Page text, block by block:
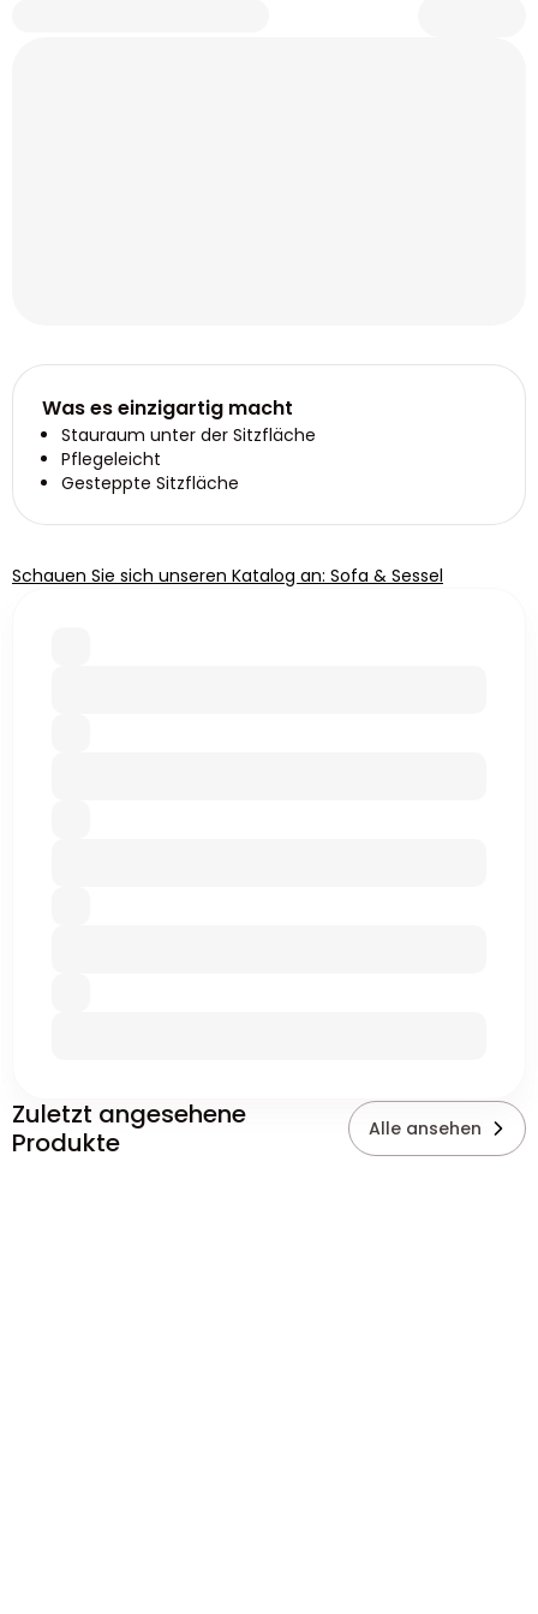
Was es einzigartig macht
Stauraum unter der Sitzfläche
Pflegeleicht
Gesteppte Sitzfläche
Schauen Sie sich unseren Katalog an: Sofa & Sessel
Zuletzt angesehene
Produkte
Alle ansehen